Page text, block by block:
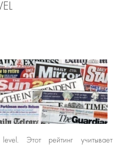
Этот рейтинг учитывает